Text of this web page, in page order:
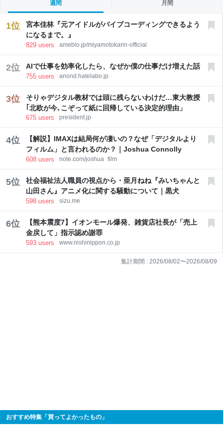
週間 月間
1位
宮本佳林『元アイドルがバイブコーディングできるよう
になるまで。』
829 users ameblo.jp/miyamotokarin-official
2位 AIで仕事を効率化したら、なぜか僕の仕事だけ増えた話
755 users anond.hatelabo.jp
3位
そりゃデジタル教材では頭に残らないわけだ…東大教授
｢北欧が今､こぞって紙に回帰している決定的理由」
675 users president.jp
4位
【解説】IMAXは結局何が凄いの？なぜ「デジタルより
フィルム」と言われるのか？｜Joshua Connolly
608 users note.com/joshua_film
5位
社会福祉法人職員の視点から・亜月ねね『みいちゃんと
山田さん』アニメ化に関する騒動について｜黒犬
598 users sizu.me
6位
【熊本震度7】イオンモール爆発、雑貨店社長が「売上
金戻して」指示認め謝罪
593 users www.nishinippon.co.jp
集計期間 : 2026/08/02〜2026/08/09
おすすめ特集「買ってよかったもの」